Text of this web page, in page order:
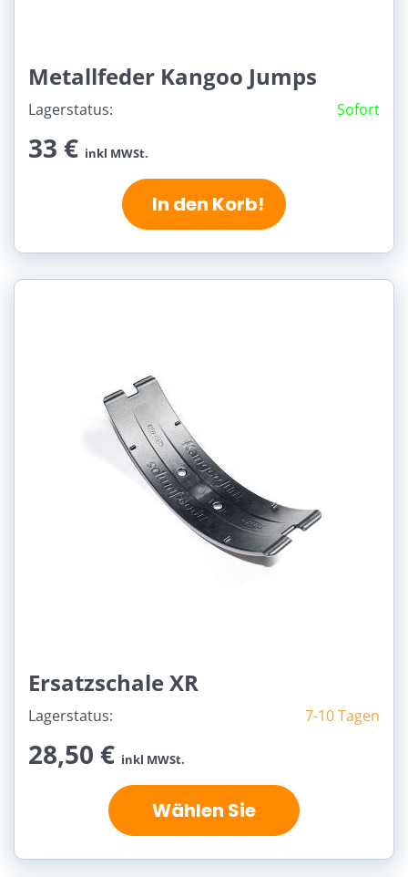
Metallfeder Kangoo Jumps
Lagerstatus: Sofort
33 € inkl MWSt.
In den Korb!
Ersatzschale XR
Lagerstatus: 7-10 Tagen
28,50 € inkl MWSt.
Wählen Sie